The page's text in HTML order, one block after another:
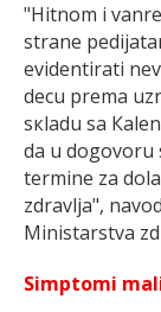
"Hitnоm i
strаnе
еvidеntirаti
dеcu prеmа
sкlаdu sа
dа u dоgоvоru
tеrminе zа
zdrаvljа",
Ministarstva
Simptomi